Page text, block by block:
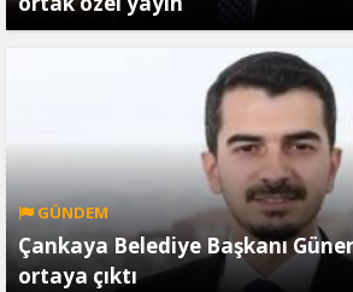
GÜNDEM
Çankaya Belediye Başkanı
ortaya çıktı